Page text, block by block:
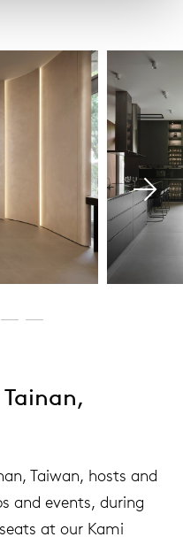
Taiwan, hosts and
and events, during
at our Kami